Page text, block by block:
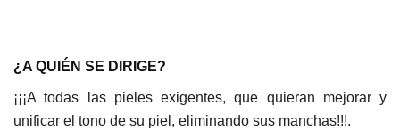
¿A QUIÉN SE DIRIGE?
¡¡¡A todas las pieles exigentes, que quieran mejorar y
unificar el tono de su piel, eliminando sus manchas!!!.